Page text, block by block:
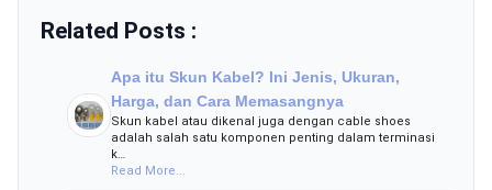
Related Posts :
Apa itu Skun Kabel? Ini Jenis, Ukuran,
Harga, dan Cara Memasangnya
Skun kabel atau dikenal juga dengan cable shoes
adalah salah satu komponen penting dalam terminasi
k…
Read More...